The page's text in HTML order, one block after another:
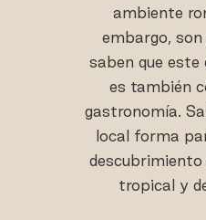
ambiente
embargo,
saben que
es también
gastronomía.
local forma
tropical y